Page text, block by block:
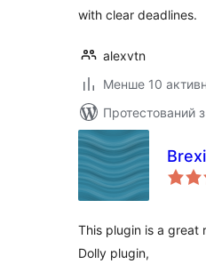
with clear deadlines.
alexvtn
Менше 10
Протестований
This plugin is a great
Dolly plugin,